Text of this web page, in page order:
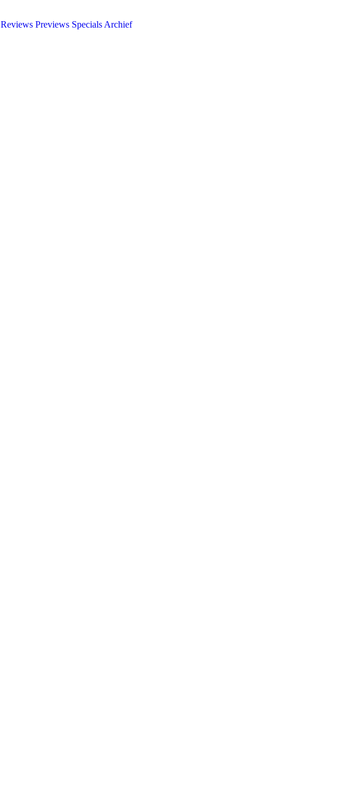
Reviews Previews Specials Archief